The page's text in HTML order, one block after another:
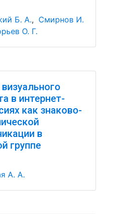
Б. А., Смирнов И.
О. Г.
в интернет-
как знаково-
в
группе
А. А.